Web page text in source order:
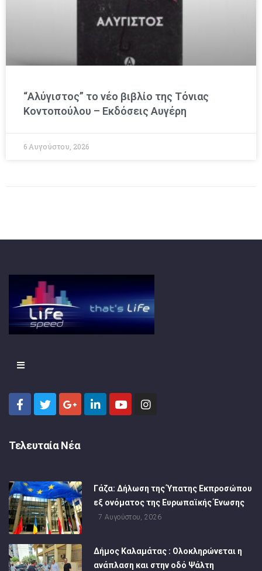
“Αλύγιστος” το νέο βιβλίο της Τόνιας
Κοντοπούλου – Εκδόσεις Αυγέρη
6 Αυγούστου, 2026
Τελευταία Νέα
Γάζα: Δήλωση της Ύπατης Εκπροσώπου
εξ ονόματος της Ευρωπαϊκής Ένωσης
7 Αυγούστου, 2026
Δήμος Καλαμάτας : Ολοκληρώνεται η
ανάπλαση και στην οδό Ψάλτη